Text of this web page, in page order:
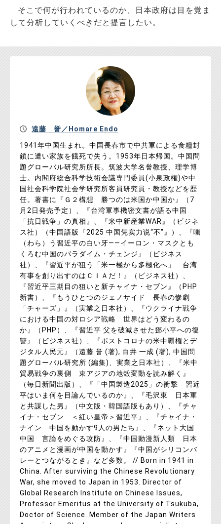
そこで何が行われているのか、日本政府は目を覚ま
して分析していくべきだと提言したい。
遠藤 誉／Homare Endo
1941年中国生まれ。中国長春市で中共軍による食糧封
鎖に遭い家族を餓死で失う。1953年日本帰国。中国問
題グローバル研究所所長。筑波大学名誉教授、理学博
士。内閣府総合科学技術会議専門委員(小泉政権)や中
国社会科学院社会学研究所客員研究員・教授などを歴
任。著書に『Ｇ２構想 勝つのは米国か中国か』（7
月2日発売予定）、『台湾軍事機密文書が語る中国
「抗日戦争」の真相』、『米中新産業WAR』（ビジネ
ス社）（中国語版『2025 中国凭实力说“不”』）、『嗤
（わら）う習近平の白い牙――イーロン・マスクとも
くろむ中国のパラダイム・チェンジ』（ビジネス
社）、『習近平が狙う「米一極から多極化へ」 台湾
有事を創り出すのはＣＩＡだ！』（ビジネス社）、
『習近平三期目の狙いと新チャイナ・セブン』（PHP
新書）、『もうひとつのジェノサイド 長春の惨劇
「チャーズ」』（実業之日本社）、『ウクライナ戦争
における中国の対ロシア戦略 世界はどう変わるの
か』（PHP）、『習近平 父を破滅させた鄧小平への復
讐』（ビジネス社）、『ポストコロナの米中覇権とデ
ジタル人民元』（遠藤 誉 (著), 白井 一成 (著), 中国問
題グローバル研究所 (編集)、実業之日本社）、『米中
貿易戦争の裏側 東アジアの地殻変動を読み解く』
（毎日新聞出版）、『「中国製造2025」の衝撃 習近
平はいま何を目論んでいるのか』、『毛沢東 日本軍
と共謀した男』（中文版・韓国語版もあり）、『チャ
イナ・セブン ＜紅い皇帝＞習近平』、『チャイナ・
ナイン 中国を動かす9人の男たち』、『ネット大国
中国 言論をめぐる攻防』、『中国動漫新人類 日本
のアニメと漫画が中国を動かす』『中国がシリコンバ
レーとつながるとき』など多数。 // Born in 1941 in
China. After surviving the Chinese Revolutionary
War, she moved to Japan in 1953. Director of
Global Research Institute on Chinese Issues,
Professor Emeritus at the University of Tsukuba,
Doctor of Science. Member of the Japan Writers